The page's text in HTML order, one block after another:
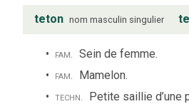
teton nom masculin singulier
fam. Sein de femme.
fam. Mamelon.
techn. Petite saillie d’une